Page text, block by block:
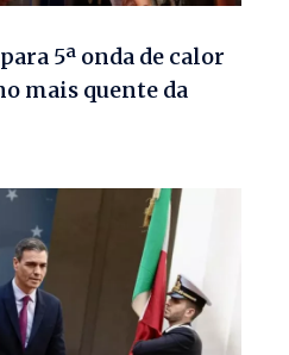
5ª onda de calor
mais quente da